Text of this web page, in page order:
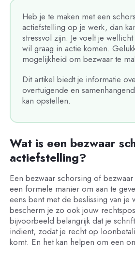
Heb je te maken met een
actiefstelling op je werk, dan
stressvol zijn. Je voelt je
wil graag in actie komen.
mogelijkheid om bezwaar te
Dit artikel biedt je informatie
overtuigende en
kan opstellen.
Wat is een bezwaar
actiefstelling?
Een bezwaar schorsing of
een formele manier om aan te
eens bent met de beslissing van je
bescherm je zo ook jouw
bijvoorbeeld belangrijk dat je
indient, zodat je recht op
komt. En het kan helpen om een